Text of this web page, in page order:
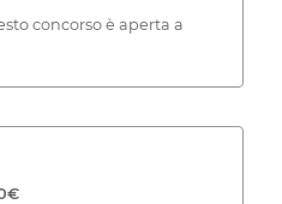
concorso è aperta a